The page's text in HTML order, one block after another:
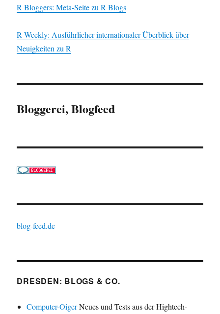
R Bloggers: Meta-Seite zu R Blogs
R Weekly: Ausführlicher internationaler Überblick über
Neuigkeiten zu R
Bloggerei, Blogfeed
blog-feed.de
DRESDEN: BLOGS & CO.
Computer-OigerNeues und Tests aus der Hightech-